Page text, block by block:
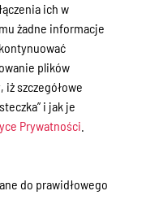
ich w
żadne informacje
plików
szczegółowe
i jak je
Prywatności
do prawidłowego